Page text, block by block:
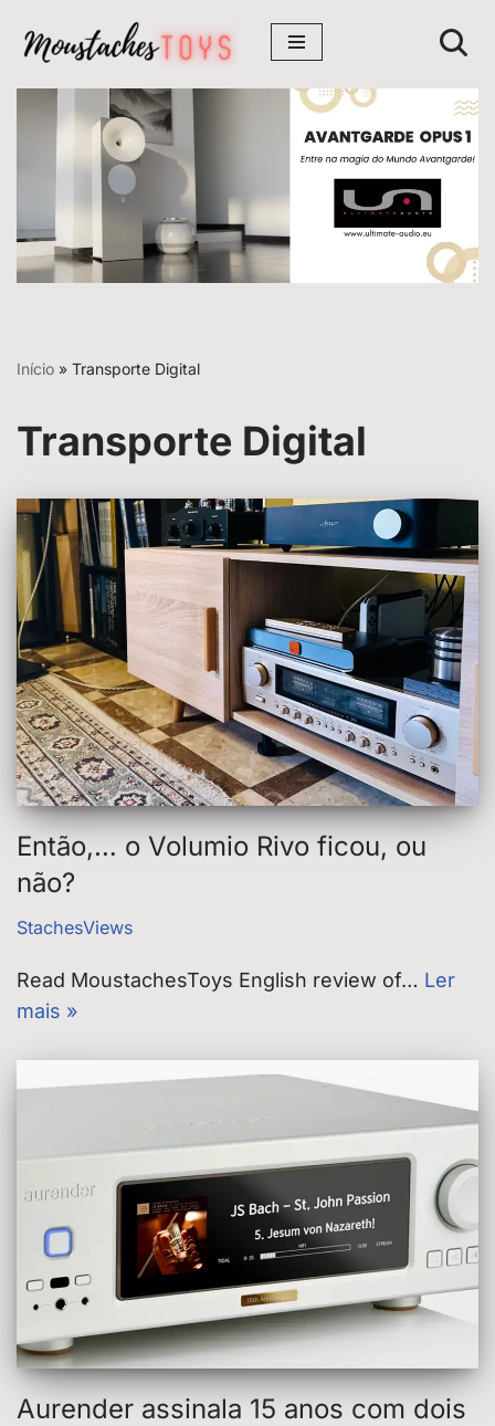
Avançar
para
conteúdo
Início » Transporte Digital
Transporte Digital
Então,… o Volumio Rivo ficou, ou
não?
StachesViews
Read MoustachesToys English review of… Ler
mais »
Aurender assinala 15 anos com dois